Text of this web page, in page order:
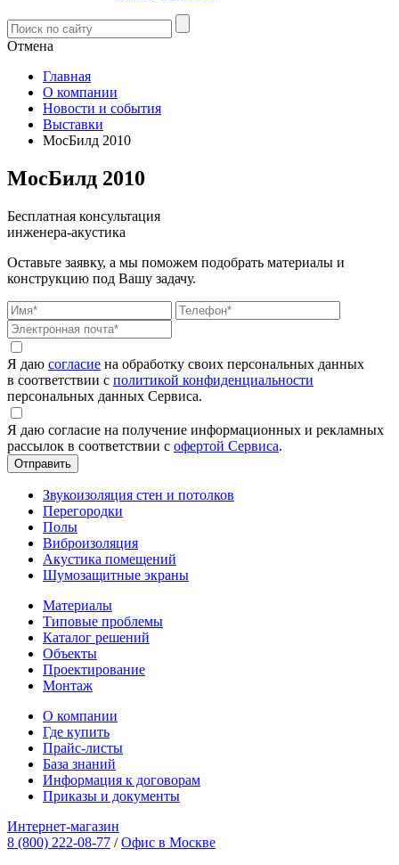
Отмена
Главная
О компании
Новости и события
Выставки
МосБилд 2010
МосБилд 2010
Бесплатная консультация
инженера-акустика
Оставьте заявку, а мы поможем подобрать материалы и
конструкцию под Вашу задачу.
Я даю согласие на обработку своих персональных данных
в соответствии с политикой конфиденциальности
персональных данных Сервиса.
Я даю согласие на получение информационных и рекламных
рассылок в соответствии с офертой Сервиса.
Звукоизоляция стен и потолков
Перегородки
Полы
Виброизоляция
Акустика помещений
Шумозащитные экраны
Материалы
Типовые проблемы
Каталог решений
Объекты
Проектирование
Монтаж
О компании
Где купить
Прайс-листы
База знаний
Информация к договорам
Приказы и документы
Интернет-магазин
8 (800) 222-08-77 / Офис в Москве